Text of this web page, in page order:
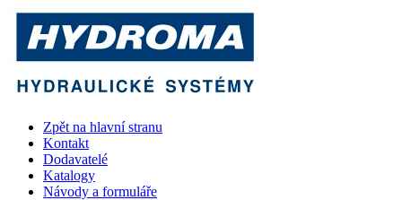
Zpět na hlavní stranu
Kontakt
Dodavatelé
Katalogy
Návody a formuláře